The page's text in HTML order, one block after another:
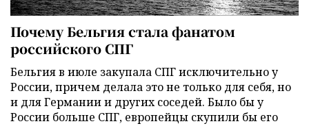
Почему Бельгия стала фанатом
российского СПГ
Бельгия в июле закупала СПГ исключительно у
России, причем делала это не только для себя, но
и для Германии и других соседей. Было бы у
России больше СПГ, европейцы скупили бы его